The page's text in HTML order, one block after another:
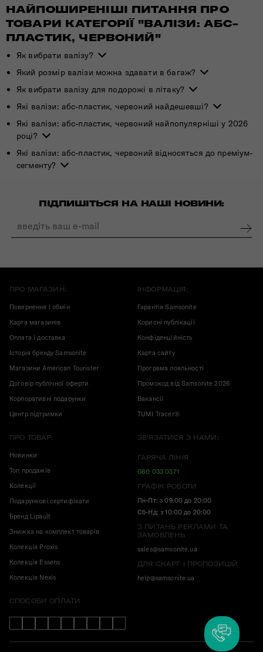
НАЙПОШИРЕНІШІ ПИТАННЯ ПРО
ТОВАРИ КАТЕГОРІЇ "ВАЛІЗИ: АБС-
ПЛАСТИК, ЧЕРВОНИЙ"
Як вибрати валізу?
Який розмір валізи можна здавати в багаж?
Як вибрати валізу для подорожі в літаку?
Які валізи: абс-пластик, червоний найдешевші?
Які валізи: абс-пластик, червоний найпопулярніші у 2026
році?
Які валізи: абс-пластик, червоний відносяться до преміум-
сегменту?
ПІДПИШІТЬСЯ НА НАШІ НОВИНИ:
ПРО МАГАЗИН:
Повернення і обмін
Карта магазинів
Оплата і доставка
Історія бренду Samsonite
Магазини American Tourister
Договір публічної оферти
Корпоративні подарунки
Центр підтримки
ІНФОРМАЦІЯ:
Гарантія Samsonite
Корисні публікації
Конфіденційність
Карта сайту
Програма лояльності
Промокод від Samsonite 2026
Вакансії
TUMI Tracer®
ПРО ТОВАР:
Новинки
Топ продажів
Колекції
Подарункові сертифікати
Бренд Lipault
Знижка на комплект товарів
Колекція Proxis
Колекція Essens
Колекція Nexis
ЗВ'ЯЗАТИСЯ З НАМИ:
ГАРЯЧА ЛІНІЯ
080 033 0371
ГРАФІК РОБОТИ
Пн-Пт: з 09:00 до 20:00
Сб-Нд: з 10:00 до 20:00
З ПИТАНЬ РЕКЛАМИ ТА
ЗАМОВЛЕНЬ
sales@samsonite.ua
ДЛЯ СКАРГ І ПРОПОЗИЦІЙ
help@samsonite.ua
СПОСОБИ ОПЛАТИ